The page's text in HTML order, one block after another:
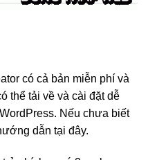
có cả bản miễn phí và
thể tải về và cài đặt dễ
Nếu chưa biết
dẫn tại đây.